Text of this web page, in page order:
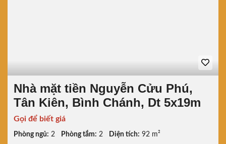
Nhà mặt tiền Nguyễn Cửu Phú,
Tân Kiên, Bình Chánh, Dt 5x19m
Gọi để biết giá
Phòng ngủ: 2 Phòng tắm: 2 Diện tích: 92 m²